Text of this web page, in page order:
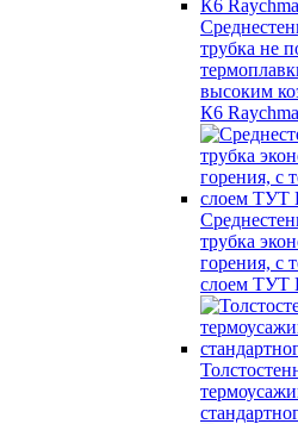
трубка не
высоким
К6
трубка
горения, с
слоем ТУТ